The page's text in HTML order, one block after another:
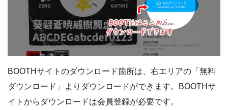
BOOTHサイトのダウンロード箇所は、右エリアの「無料
ダウンロード」よりダウンロードができます。BOOTHサ
イトからダウンロードは会員登録が必要です。